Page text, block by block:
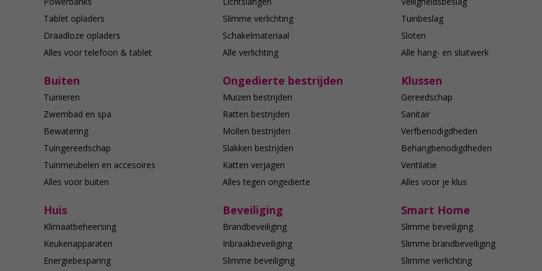
Tablet opladers
Draadloze opladers
Alles voor telefoon & tablet
Slimme verlichting
Schakelmateriaal
Alle verlichting
Tuinbeslag
Sloten
Alle hang- en sluitwerk
Buiten
Tuinieren
Zwembad en spa
Bewatering
Tuingereedschap
Tuinmeubelen en accesoires
Alles voor buiten
Ongedierte bestrijden
Muizen bestrijden
Ratten bestrijden
Mollen bestrijden
Slakken bestrijden
Katten verjagen
Alles tegen ongedierte
Klussen
Gereedschap
Sanitair
Verfbenodigdheden
Behangbenodigdheden
Ventilatie
Alles voor je klus
Huis
Klimaatbeheersing
Keukenapparaten
Energiebesparing
Beveiliging
Brandbeveiliging
Inbraakbeveiliging
Slimme beveiliging
Smart Home
Slimme beveiliging
Slimme brandbeveiliging
Slimme verlichting